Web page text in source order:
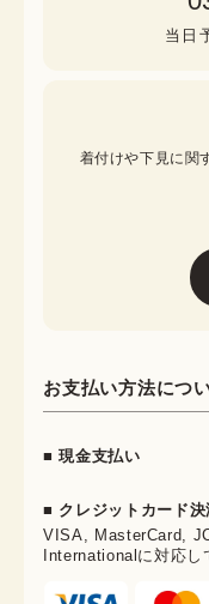
当日
着付けや下見に関
お支払い方法につ
■ 現金支払い
■ クレジットカード決
VISA, MasterCard,
Internationalに対応し